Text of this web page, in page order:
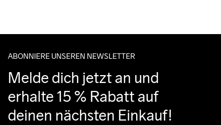
ABONNIERE UNSEREN NEWSLETTER
Melde dich jetzt an und
erhalte 15 % Rabatt auf
deinen nächsten Einkauf!